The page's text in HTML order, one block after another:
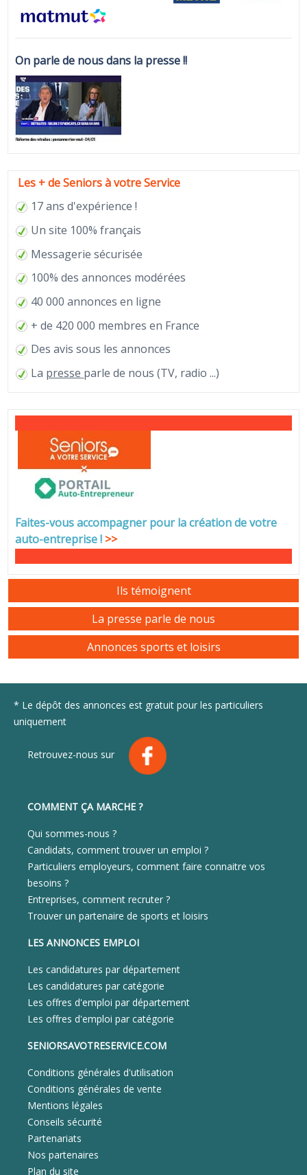
On parle de nous dans la presse !!
Les + de Seniors à votre Service
17 ans d'expérience !
Un site 100% français
Messagerie sécurisée
100% des annonces modérées
40 000 annonces en ligne
+ de 420 000 membres en France
Des avis sous les annonces
La presse parle de nous (TV, radio ...)
Faites-vous accompagner pour la création de votre
auto-entreprise! >>
Ils témoignent
La presse parle de nous
Annonces sports et loisirs
* Le dépôt des annonces est gratuit pour les particuliers
uniquement
Retrouvez-nous sur
COMMENT ÇA MARCHE ?
Qui sommes-nous ?
Candidats, comment trouver un emploi ?
Particuliers employeurs, comment faire connaitre vos
besoins ?
Entreprises, comment recruter ?
Trouver un partenaire de sports et loisirs
LES ANNONCES EMPLOI
Les candidatures par département
Les candidatures par catégorie
Les offres d'emploi par département
Les offres d'emploi par catégorie
SENIORSAVOTRESERVICE.COM
Conditions générales d'utilisation
Conditions générales de vente
Mentions légales
Conseils sécurité
Partenariats
Nos partenaires
Plan du site